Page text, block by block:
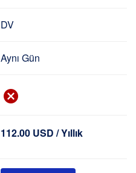
DV
Aynı Gün
112.00 USD / Yıllık